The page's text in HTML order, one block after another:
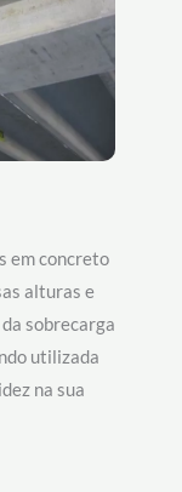
em concreto
alturas e
sobrecarga
utilizada
na sua